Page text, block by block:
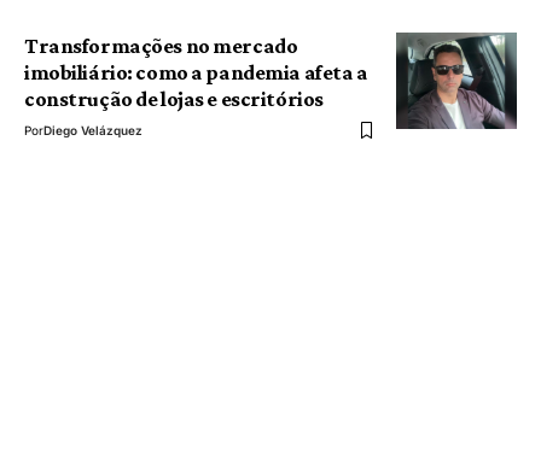
Transformações no mercado
imobiliário: como a pandemia afeta a
construção de lojas e escritórios
PorDiego Velázquez